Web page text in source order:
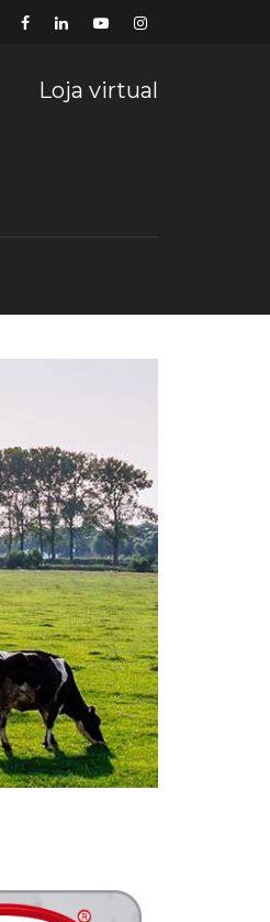
Loja virtual